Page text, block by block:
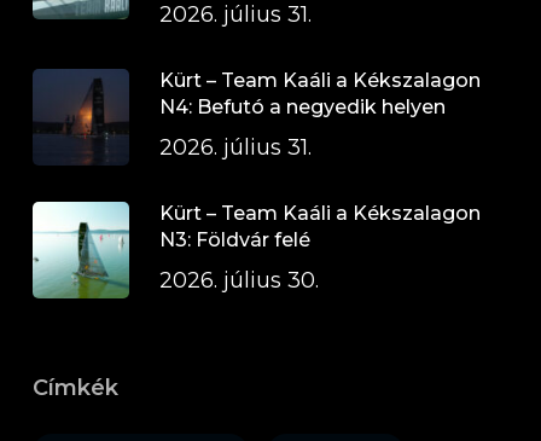
2026. július 31.
Kürt – Team Kaáli a Kékszalagon
N4: Befutó a negyedik helyen
2026. július 31.
Kürt – Team Kaáli a Kékszalagon
N3: Földvár felé
2026. július 30.
Címkék